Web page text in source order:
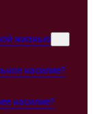
жизнью
насилие?
насилие?